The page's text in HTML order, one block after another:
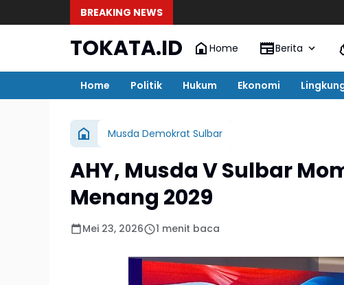
BREAKING NEWS
TOKATA.ID Home Berita
Home Politik Hukum Ekonomi
Musda Demokrat Sulbar
AHY, Musda V Sulbar
Menang 2029
Mei 23, 2026 1 menit baca